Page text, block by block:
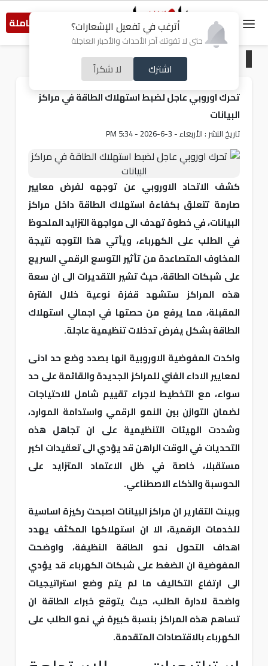
أترغب في تفعيل الإشعارات؟
حتى لا تفوتك آخر الأحداث والأخبار العاجلة
اشترك لا شكراً
النسخة الكاملة
اقتصاد
تحرك اوروبي عاجل لضبط استهلاك الطاقة في مراكز
البيانات
تاريخ النشر : الأربعاء - 3-6-2026 - 5:34 PM
كشف الاتحاد الاوروبي عن توجهه لفرض معايير
صارمة تتعلق بكفاءة استهلاك الطاقة داخل مراكز
البيانات، في خطوة تهدف الى مواجهة التزايد الملحوظ
في الطلب على الكهرباء، ويأتي هذا التوجه نتيجة
المخاوف المتصاعدة من تأثير التوسع الرقمي السريع
على شبكات الطاقة، حيث تشير التقديرات الى ان سعة
هذه المراكز ستشهد قفزة نوعية خلال الفترة
المقبلة، مما يرفع من حصتها في اجمالي استهلاك
الطاقة بشكل يفرض تدخلات تنظيمية عاجلة.
واكدت المفوضية الاوروبية انها بصدد وضع حد ادنى
لمعايير الاداء الفني للمراكز الجديدة والقائمة على حد
سواء، مع التخطيط لاجراء تقييم شامل للاحتياجات
لضمان التوازن بين النمو الرقمي واستدامة الموارد،
وشددت الهيئات التنظيمية على ان تجاهل هذه
التحديات في الوقت الراهن قد يؤدي الى تعقيدات اكبر
مستقبلا، خاصة في ظل الاعتماد المتزايد على
الحوسبة والذكاء الاصطناعي.
وبينت التقارير ان مراكز البيانات اصبحت ركيزة اساسية
للخدمات الرقمية، الا ان استهلاكها المكثف يهدد
اهداف التحول نحو الطاقة النظيفة، واوضحت
المفوضية ان الضغط على شبكات الكهرباء قد يؤدي
الى ارتفاع التكاليف ما لم يتم وضع استراتيجيات
واضحة لادارة الطلب، حيث يتوقع خبراء الطاقة ان
تساهم هذه المراكز بنسبة كبيرة في نمو الطلب على
الكهرباء بالاقتصادات المتقدمة.